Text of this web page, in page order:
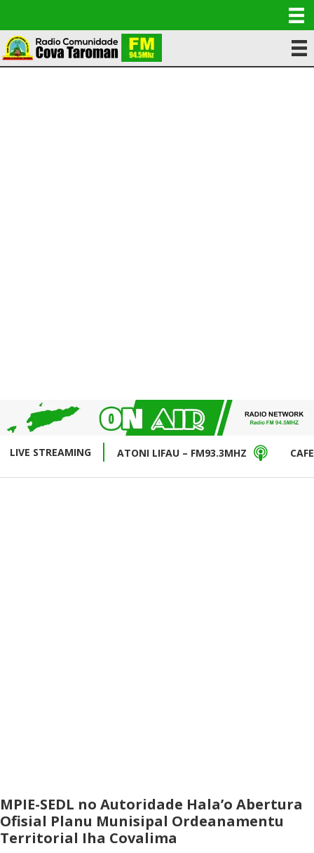
LIVE STREAMING ATONI LIFAU – FM93.3MHZ
MPIE-SEDL no Autoridade Hala’o Abertura
Ofisial Planu Munisipal Ordeanamentu
Territorial Iha Covalima